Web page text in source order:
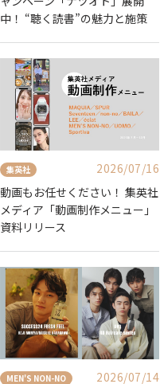
中！ “聴く読書”の魅力と施策
集英社
2026/07/16
動画もお任せください！ 集英社
メディア「動画制作メニュー」
資料リリース
MEN'S NON-NO
2026/07/14